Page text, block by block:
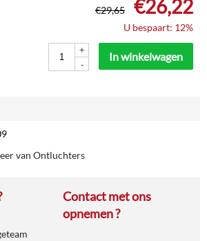
€29,65 €26,22
U bespaart: 12%
+
-
In winkelwagen
van Ontluchters
Contact met ons
opnemen ?